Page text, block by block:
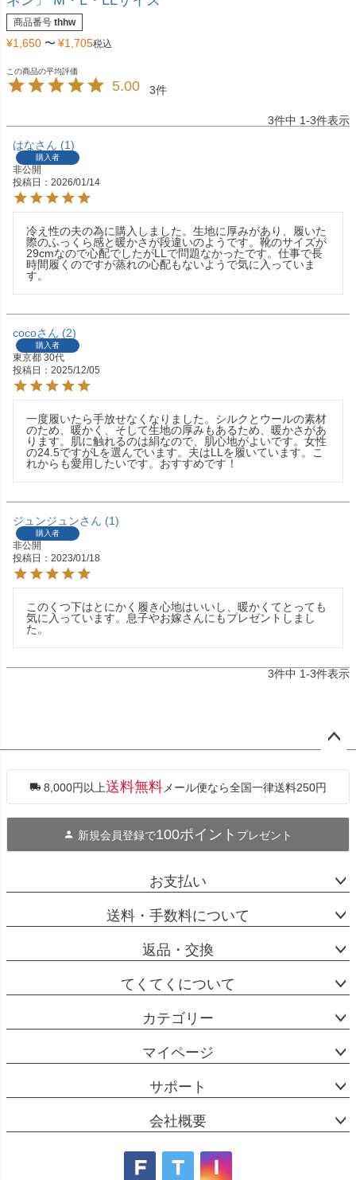
商品番号 thhw
¥1,650 〜 ¥1,705税込
5.00 3
3件中 1-3件表示
はな
1
購入者
非公開
投稿日
2026/01/14
冷え性の夫の為に購入しました。生地に厚みがあり、履いた
際のふっくら感と暖かさが段違いのようです。靴のサイズが
29cmなので心配でしたがLLで問題なかったです。仕事で長
時間履くのですが蒸れの心配もないようで気に入っていま
す。
coco 2
購入者
東京都 30代
投稿日
2025/12/05
一度履いたら手放せなくなりました。シルクとウールの素材
のため、暖かく、そして生地の厚みもあるため、暖かさがあ
ります。肌に触れるのは絹なので、肌心地がよいです。女性
の24.5ですがLを選んでいます。夫はLLを履いています。こ
れからも愛用したいです。おすすめです！
ジュンジュン 1
購入者
非公開
投稿日
2023/01/18
このくつ下はとにかく履き心地はいいし、暖かくてとっても
気に入っています。息子やお嫁さんにもプレゼントしまし
た。
3件中 1-3件表示
ジト
へ
8,000円以上送料無料 メール便なら全国一律送料250円
新規会員登録で100ポイント プレゼント
お支払い
送料・手数料について
返品・交換
てくてくについて
カテゴリー
マイページ
サポート
会社概要